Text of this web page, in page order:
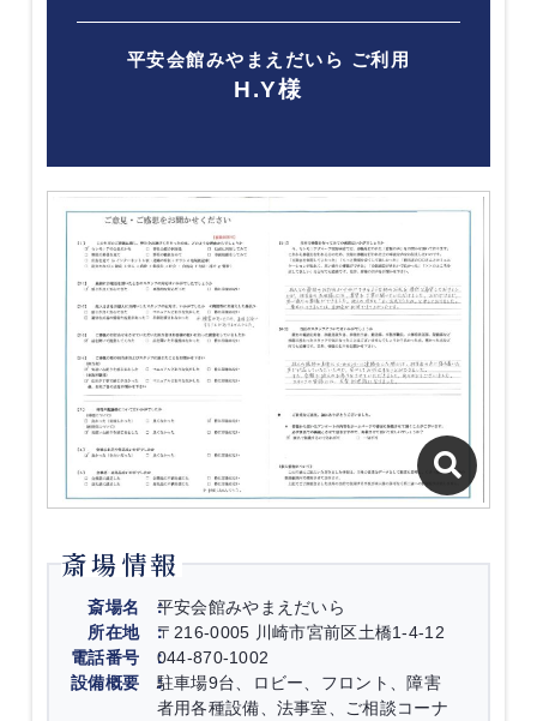
平安会館みやまえだいら ご利用
H.Y様
斎場情報
斎場名
平安会館みやまえだいら
所在地
〒216-0005 川崎市宮前区土橋1-4-12
電話番号
044-870-1002
設備概要
駐車場9台、ロビー、フロント、障害
者用各種設備、法事室、ご相談コーナ